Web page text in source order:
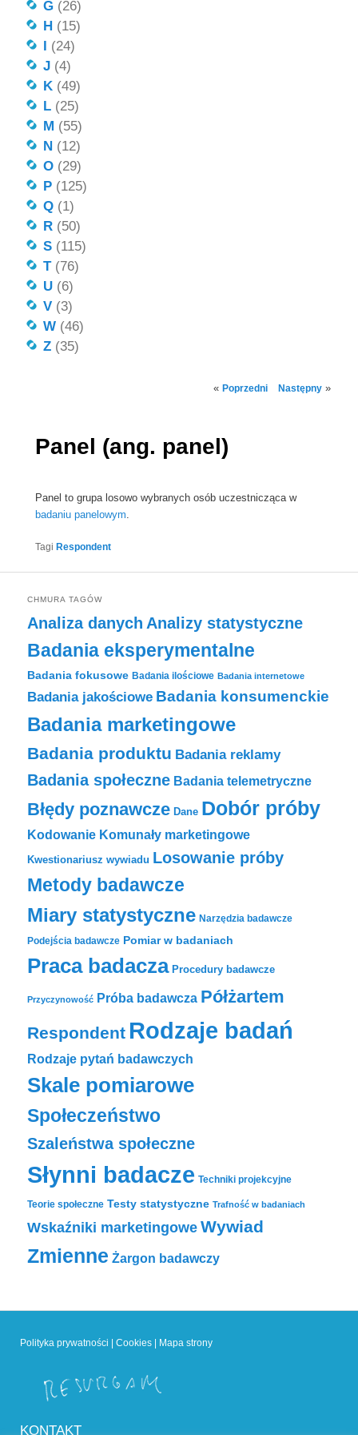
G (26)
H (15)
(24)
J (4)
K (49)
L (25)
M (55)
N (12)
O (29)
P (125)
Q (1)
R (50)
S (115)
T(76)
U (6)
V (3)
W (46)
Z (35)
Nawigacja
« Poprzedni Następny»
Panel (ang. panel)
Panel to grupa losowo wybranych osób uczestnicząca w
badaniu panelowym.
Tagi Respondent
CHMURA TAGÓW
Analiza danych Analizy statystyczne
Badania eksperymentalne
Badania fokusowe Badania ilościowe Badania internetowe
Badania jakościowe Badania konsumenckie
Badania marketingowe
Badania produktu Badania reklamy
Badania społeczne Badania telemetryczne
Błędy poznawcze Dane Dobór próby
Kodowanie Komunały marketingowe
Kwestionariusz wywiadu Losowanie próby
Metody badawcze
Miary statystyczne Narzędzia badawcze
Podejścia badawcze Pomiar w badaniach
Praca badacza Procedury badawcze
Przyczynowość Próba badawcza Półżartem
Respondent Rodzaje badań
Rodzaje pytań badawczych
Skale pomiarowe
Społeczeństwo
Szaleństwa społeczne
Słynni badacze Techniki projekcyjne
Teorie społeczne Testy statystyczne Trafność w badaniach
Wskaźniki marketingowe Wywiad
Zmienne Żargon badawczy
Polityka prywatności | Cookies | Mapa strony
KONTAKT